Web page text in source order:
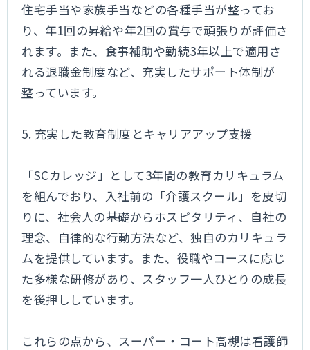
住宅手当や家族手当などの各種手当が整ってお
り、年1回の昇給や年2回の賞与で頑張りが評価さ
れます。また、食事補助や勤続3年以上で適用さ
れる退職金制度など、充実したサポート体制が
整っています。
5. 充実した教育制度とキャリアアップ支援
「SCカレッジ」として3年間の教育カリキュラム
を組んでおり、入社前の「介護スクール」を皮切
りに、社会人の基礎からホスピタリティ、自社の
理念、自律的な行動方法など、独自のカリキュラ
ムを提供しています。また、役職やコースに応じ
た多様な研修があり、スタッフ一人ひとりの成長
を後押ししています。
これらの点から、スーパー・コート高槻は看護師